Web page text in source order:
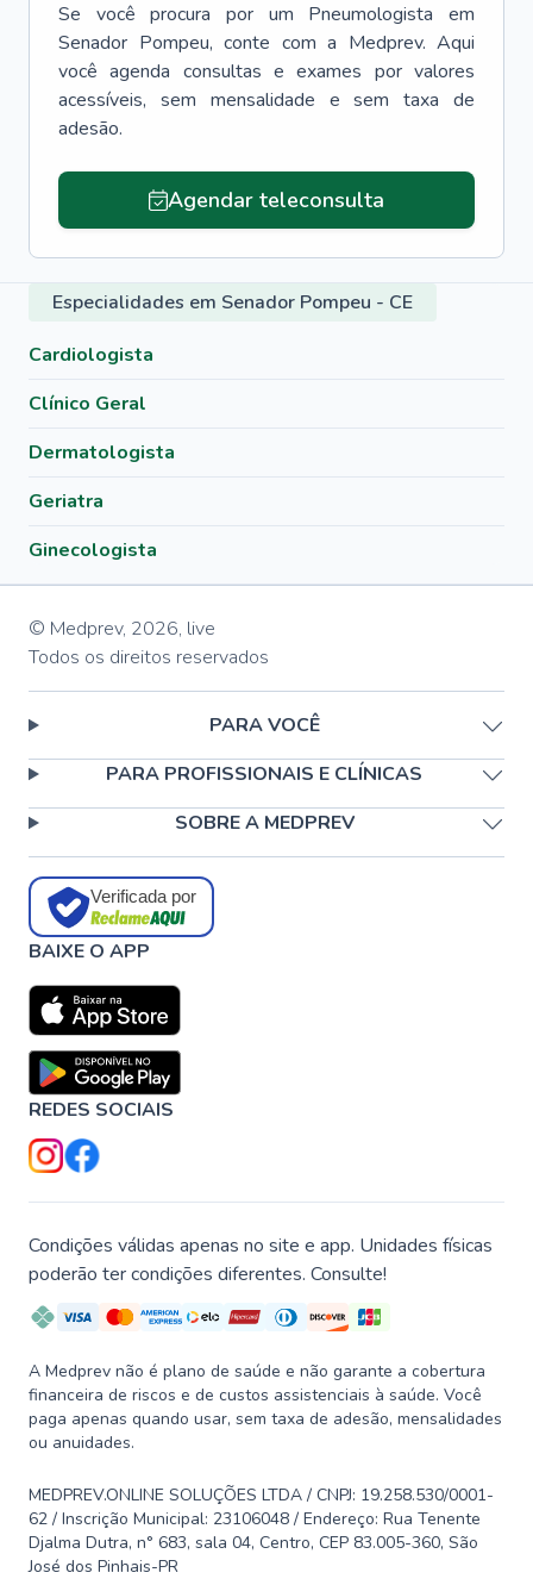
Se você procura por um Pneumologista
em
Senador Pompeu, conte com a Medprev. Aqui
você agenda consultas e exames por valores
acessíveis, sem mensalidade e sem taxa de
adesão.
Agendar teleconsulta
Especialidades em Senador Pompeu - CE
Cardiologista
Clínico Geral
Dermatologista
Geriatra
Ginecologista
© Medprev, 2026, live
Todos os direitos reservados
PARA VOCÊ
PARA PROFISSIONAIS E CLÍNICAS
SOBRE A MEDPREV
Verificada por
BAIXE O APP
REDES SOCIAIS
Condições válidas apenas no site e app. Unidades físicas
poderão ter condições diferentes. Consulte!
A Medprev não é plano de saúde e não garante a cobertura
financeira de riscos e de custos assistenciais à saúde. Você
paga apenas quando usar, sem taxa de adesão, mensalidades
ou anuidades.
MEDPREV.ONLINE SOLUÇÕES LTDA / CNPJ: 19.258.530/0001-
62 / Inscrição Municipal: 23106048 / Endereço: Rua Tenente
Djalma Dutra, n° 683, sala 04, Centro, CEP 83.005-360, São
José dos Pinhais-PR